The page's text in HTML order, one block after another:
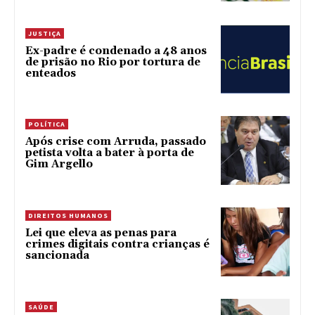
JUSTIÇA
Ex-padre é condenado a 48 anos
de prisão no Rio por tortura de
enteados
POLÍTICA
Após crise com Arruda, passado
petista volta a bater à porta de
Gim Argello
DIREITOS HUMANOS
Lei que eleva as penas para
crimes digitais contra crianças é
sancionada
SAÚDE